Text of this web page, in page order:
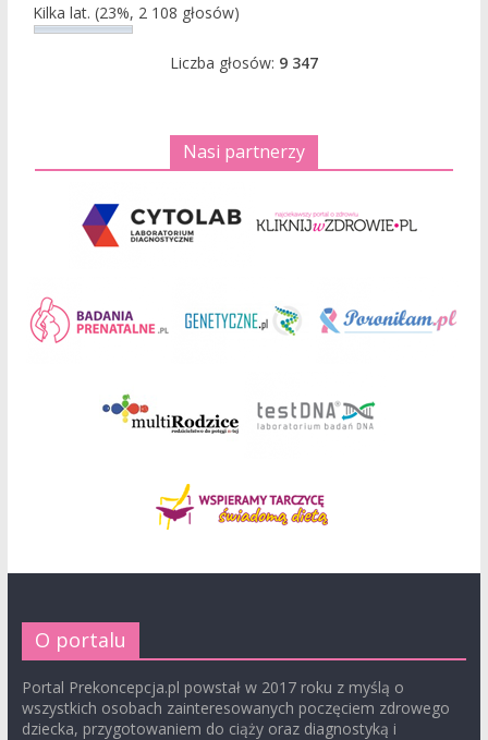
Kilka lat. (23%, 2 108 głosów)
Liczba głosów: 9 347
Nasi partnerzy
O portalu
Portal Prekoncepcja.pl powstał w 2017 roku z myślą o
wszystkich osobach zainteresowanych poczęciem zdrowego
dziecka, przygotowaniem do ciąży oraz diagnostyką i